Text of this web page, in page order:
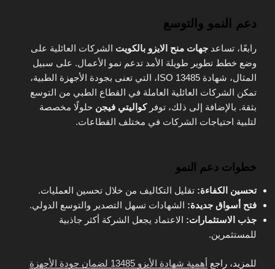
دعم النمو والتوسع
رابعًا، تساعد جهات منح الايزو بالكويت الشركات العائلية على
وضع خطط تطوير طويلة الأمد تدعم نمو الأعمال. على سبيل
المثال، شهادة ISO 13485، التي تعنى بجودة الأجهزة الطبية،
تمكن الشركات العائلية العاملة في القطاع الطبي من التوسع
بثقة. بالإضافة إلى ذلك، توفركواليتي فيجن حلولًا مخصصة
لتلبية احتياجات الشركات في مختلف القطاعات.
خطوات دعم النمو
تحسين الكفاءة: تقليل التكاليف من خلال تحسين العمليات.
فتح أسواق جديدة: الشهادات تسهل التصدير والتوسع الدولي.
جذب الاستثمارات: الاعتماد يجعل الشركة أكثر جاذبية
للمستثمرين.
للمزيد، راجع
أهمية شهادة الأيزو 13485 لضمان جودة الأجهزة